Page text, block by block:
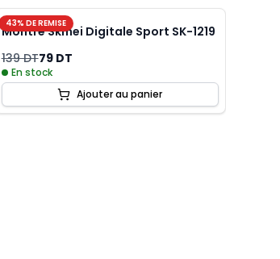
43% DE REMISE
Montre Skmei Digitale Sport SK-1219
139 DT79 DT
En stock
Ajouter au panier